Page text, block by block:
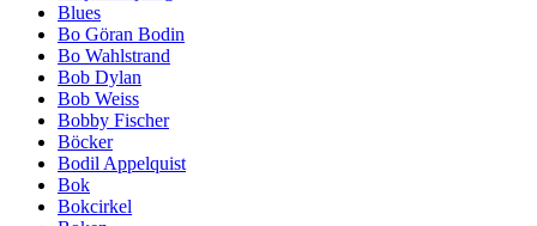
Blues
Bo Göran Bodin
Bo Wahlstrand
Bob Dylan
Bob Weiss
Bobby Fischer
Böcker
Bodil Appelquist
Bok
Bokcirkel